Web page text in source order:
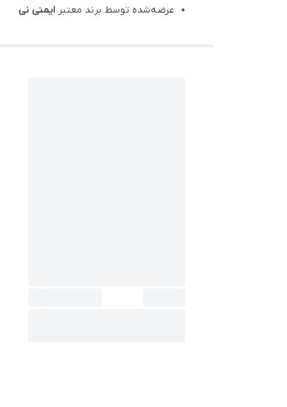
عرضه‌شده توسط برند معتبر ایمنی نی